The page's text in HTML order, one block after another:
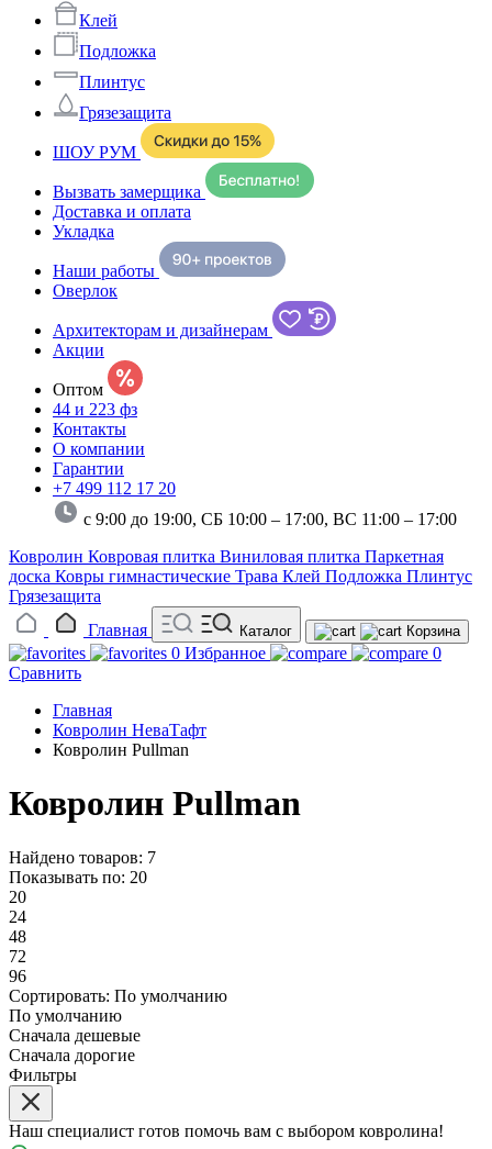
Клей
Подложка
Плинтус
Грязезащита
ШОУ РУМ
Вызвать замерщика
Доставка и оплата
Укладка
Наши работы
Оверлок
Архитекторам и дизайнерам
Акции
Оптом
44 и 223 фз
Контакты
О компании
Гарантии
+7 499 112 17 20
с 9:00 до 19:00, СБ 10:00 – 17:00, ВС 11:00 – 17:00
Ковролин Ковровая плитка Виниловая плитка Паркетная
доска Ковры гимнастические Трава Клей Подложка Плинтус
Грязезащита
Главная
Каталог Корзина
0 Избранное
0
Сравнить
Главная
Ковролин НеваТафт
Ковролин Pullman
Ковролин Pullman
Найдено товаров: 7
Показывать по: 20
20
24
48
72
96
Сортировать: По умолчанию
По умолчанию
Сначала дешевые
Сначала дорогие
Фильтры
Наш специалист готов помочь вам с выбором ковролина!